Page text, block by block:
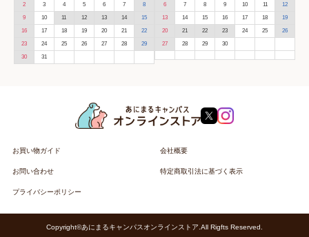
2 3 4 5 6 7 8
9 10 11 12 13 14 15
16 17 18 19 20 21 22
23 24 25 26 27 28 29
30 31
6 7 8 9 10 11 12
13 14 15 16 17 18 19
20 21 22 23 24 25 26
27 28 29 30
お買い物ガイド 会社概要
お問い合わせ 特定商取引法に基づく表示
プライバシーポリシー
Copyright©あにまるキャンパスオンラインストア.All Rigfts Reserved.